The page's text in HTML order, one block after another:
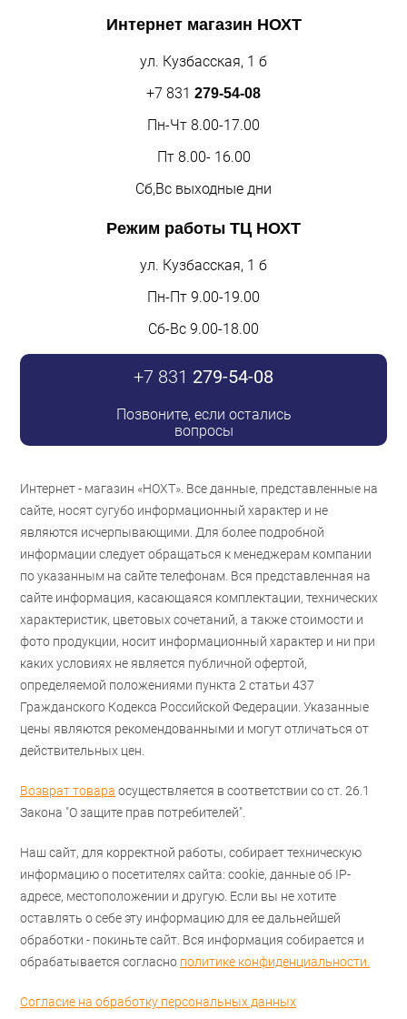
Интернет магазин НОХТ
ул. Кузбасская, 1 б
+7 831 279-54-08
Пн-Чт 8.00-17.00
Пт 8.00- 16.00
Сб,Вс выходные дни
Режим работы ТЦ НОХТ
ул. Кузбасская, 1 б
Пн-Пт 9.00-19.00
Сб-Вс 9.00-18.00
+7 831 279-54-08
Позвоните, если остались
вопросы
Интернет - магазин «НОХТ». Все данные, представленные на
сайте, носят сугубо информационный характер и не
являются исчерпывающими. Для более подробной
информации следует обращаться к менеджерам компании
по указанным на сайте телефонам. Вся представленная на
сайте информация, касающаяся комплектации, технических
характеристик, цветовых сочетаний, а также стоимости и
фото продукции, носит информационный характер и ни при
каких условиях не является публичной офертой,
определяемой положениями пункта 2 статьи 437
Гражданского Кодекса Российской Федерации. Указанные
цены являются рекомендованными и могут отличаться от
действительных цен.
Возврат товара осуществляется в соответствии со ст. 26.1
Закона "О защите прав потребителей".
Наш сайт, для корректной работы, собирает техническую
информацию о посетителях сайта: cookie, данные об IP-
адресе, местоположении и другую. Если вы не хотите
оставлять о себе эту информацию для ее дальнейшей
обработки - покиньте сайт. Вся информация собирается и
обрабатывается согласно политике конфиденциальности.
Согласие на обработку персональных данных